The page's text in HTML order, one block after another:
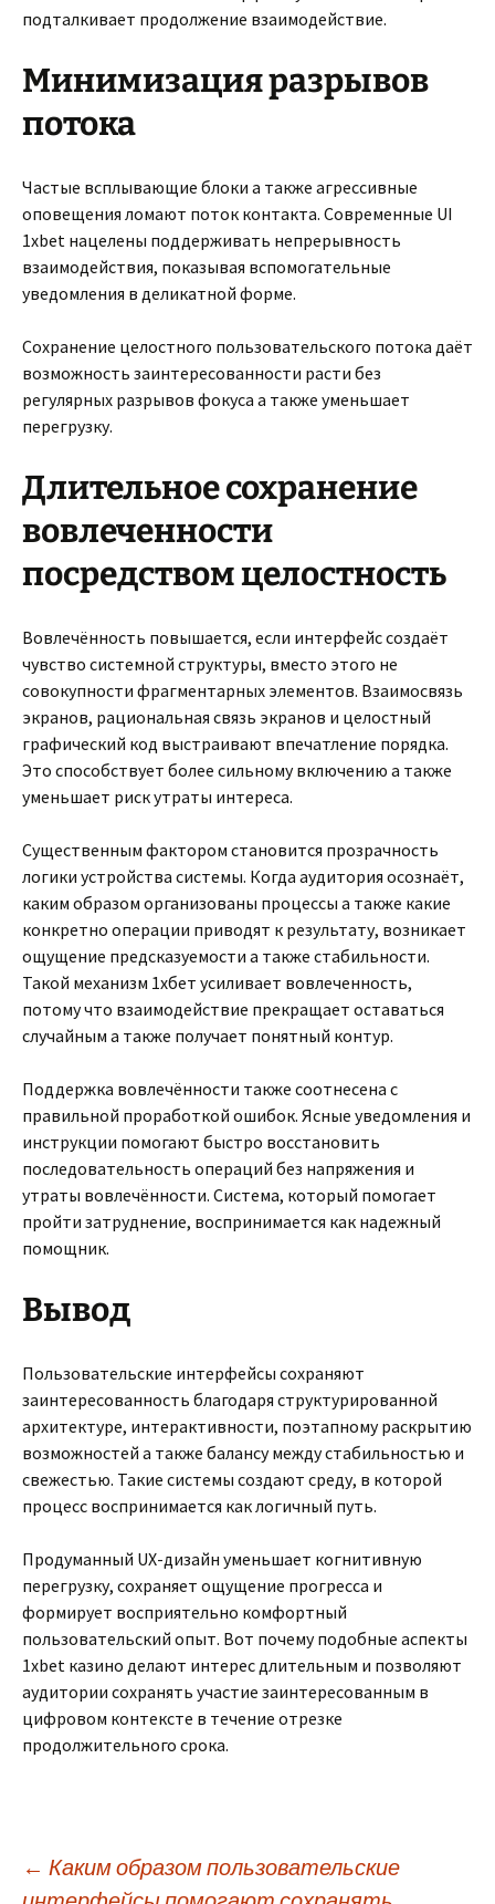
подталкивает продолжение взаимодействие.
Минимизация разрывов
потока
Частые всплывающие блоки а также агрессивные
оповещения ломают поток контакта. Современные UI
1xbet нацелены поддерживать непрерывность
взаимодействия, показывая вспомогательные
уведомления в деликатной форме.
Сохранение целостного пользовательского потока даёт
возможность заинтересованности расти без
регулярных разрывов фокуса а также уменьшает
перегрузку.
Длительное сохранение
вовлеченности
посредством целостность
Вовлечённость повышается, если интерфейс создаёт
чувство системной структуры, вместо этого не
совокупности фрагментарных элементов. Взаимосвязь
экранов, рациональная связь экранов и целостный
графический код выстраивают впечатление порядка.
Это способствует более сильному включению а также
уменьшает риск утраты интереса.
Существенным фактором становится прозрачность
логики устройства системы. Когда аудитория осознаёт,
каким образом организованы процессы а также какие
конкретно операции приводят к результату, возникает
ощущение предсказуемости а также стабильности.
Такой механизм 1хбет усиливает вовлеченность,
потому что взаимодействие прекращает оставаться
случайным а также получает понятный контур.
Поддержка вовлечённости также соотнесена с
правильной проработкой ошибок. Ясные уведомления и
инструкции помогают быстро восстановить
последовательность операций без напряжения и
утраты вовлечённости. Система, который помогает
пройти затруднение, воспринимается как надежный
помощник.
Вывод
Пользовательские интерфейсы сохраняют
заинтересованность благодаря структурированной
архитектуре, интерактивности, поэтапному раскрытию
возможностей а также балансу между стабильностью и
свежестью. Такие системы создают среду, в которой
процесс воспринимается как логичный путь.
Продуманный UX-дизайн уменьшает когнитивную
перегрузку, сохраняет ощущение прогресса и
формирует восприятельно комфортный
пользовательский опыт. Вот почему подобные аспекты
1xbet казино делают интерес длительным и позволяют
аудитории сохранять участие заинтересованным в
цифровом контексте в течение отрезке
продолжительного срока.
Post
← Каким образом пользовательские